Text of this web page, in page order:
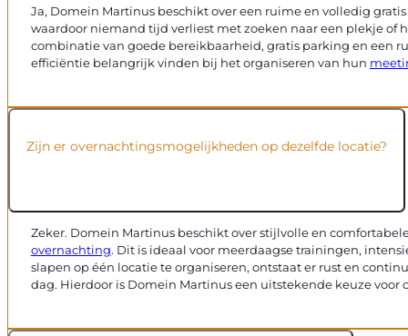
Ja, Domein Martinus beschikt over een ruime en volledig
waardoor niemand tijd verliest met zoeken naar een plekje of
combinatie van goede bereikbaarheid, gratis parking en een
efficiëntie belangrijk vinden bij het organiseren van hun
Zijn er overnachtingsmogelijkheden op dezelfde locatie?
Zeker. Domein Martinus beschikt over stijlvolle en
overnachting. Dit is ideaal voor meerdaagse trainingen,
slapen op één locatie te organiseren, ontstaat er rust en
dag. Hierdoor is Domein Martinus een uitstekende keuze